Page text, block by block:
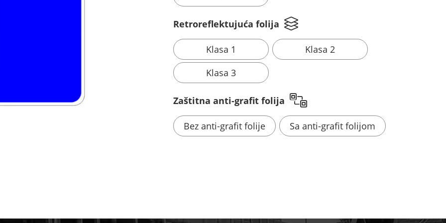
Retroreflektujuća folija
Klasa 1
Klasa 2
Klasa 3
Zaštitna anti-grafit folija
Bez anti-grafit folije Sa anti-grafit folijom